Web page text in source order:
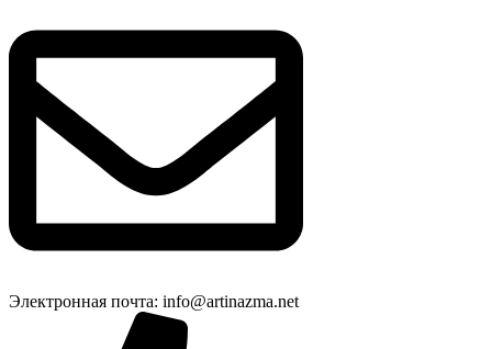
Электронная почта: info@artinazma.net